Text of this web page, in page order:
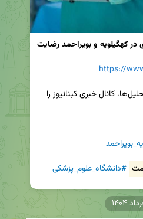
https://
#دانشگاه_علوم_پزشکی